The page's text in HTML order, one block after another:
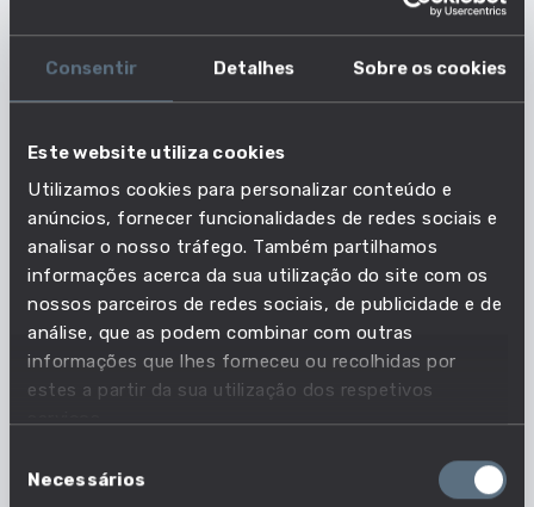
Consentir Detalhes Sobre os cookies
Este website utiliza cookies
Utilizamos cookies para personalizar conteúdo e
anúncios, fornecer funcionalidades de redes sociais e
analisar o nosso tráfego. Também partilhamos
informações acerca da sua utilização do site com os
nossos parceiros de redes sociais, de publicidade e de
análise, que as podem combinar com outras
informações que lhes forneceu ou recolhidas por
estes a partir da sua utilização dos respetivos
serviços.
deNecessários
mais procuradas no ano anterior. Todavia a sua
ordenação foi ligeiramente diferente. Em 2025, as
20 competências mais procuradas representaram
cerca de 35% do total das competências
redução da concentração face aos 39% verificados
em 2024.
Os empregadores parecem destacar competências
para lidar com situações de mudança, para
resolver problemas, para trabalhar em equipa,
competências digitais básicas e relacionadas com
o serviço aos clientes.
Competências